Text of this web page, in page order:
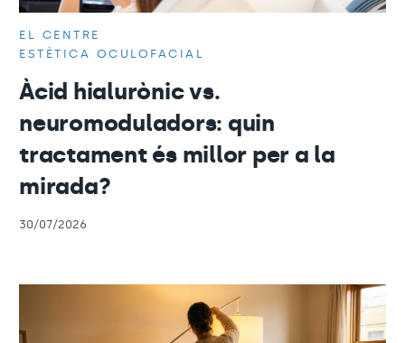
EL CENTRE
ESTÈTICA OCULOFACIAL
Àcid hialurònic vs.
neuromoduladors: quin
tractament és millor per a la
mirada?
30/07/2026